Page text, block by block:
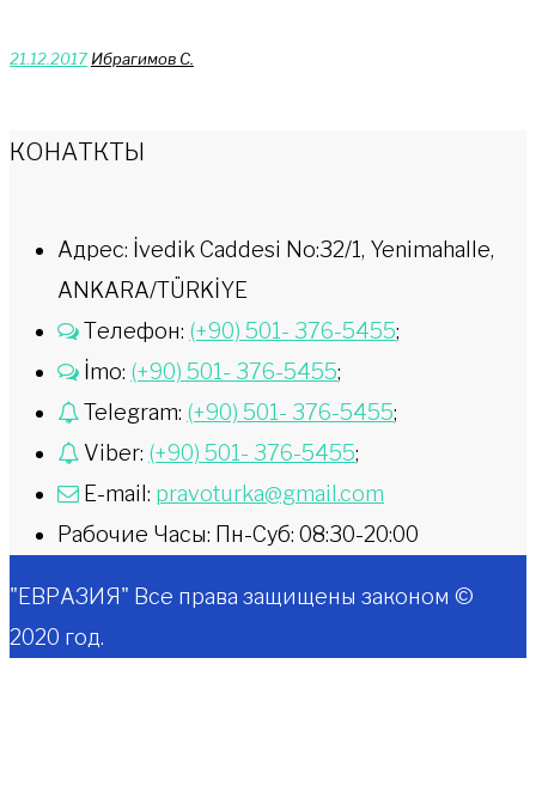
21.12.2017 Ибрагимов С.
КОНАТКТЫ
Адрес: İvedik Caddesi No:32/1, Yenimahalle,
ANKARA/TÜRKİYE
Телефон: (+90) 501- 376-5455;
İmo: (+90) 501- 376-5455;
Telegram: (+90) 501- 376-5455;
Viber: (+90) 501- 376-5455;
E-mail: pravoturka@gmail.com
Рабочие Часы: Пн-Суб: 08:30-20:00
"ЕВРАЗИЯ" Все права защищены законом ©
2020 год.